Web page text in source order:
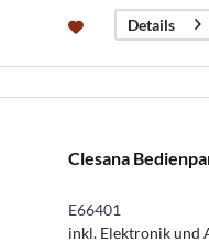
Details
Clesana
E66401
inkl. Elektronik und